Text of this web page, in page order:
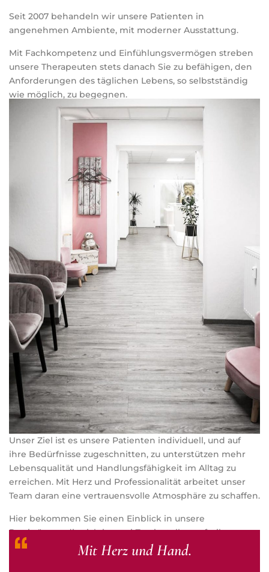
Seit 2007 behandeln wir unsere Patienten in
angenehmen Ambiente, mit moderner Ausstattung.
Mit Fachkompetenz und Einfühlungsvermögen streben
unsere Therapeuten stets danach Sie zu befähigen, den
Anforderungen des täglichen Lebens, so selbstständig
wie möglich, zu begegnen.
Unser Ziel ist es unsere Patienten individuell, und auf
ihre Bedürfnisse zugeschnitten, zu unterstützen mehr
Lebensqualität und Handlungsfähigkeit im Alltag zu
erreichen. Mit Herz und Professionalität arbeitet unser
Team daran eine vertrauensvolle Atmosphäre zu schaffen.
Hier bekommen Sie einen Einblick in unsere
Praxisräume, die sich in zwei Zweigstellen aufteilen.
Mit Herz und Hand.